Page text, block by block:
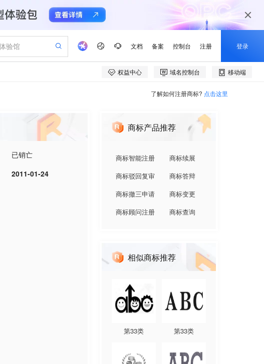
了解如何注册商标? 点击这里
已销亡
2011-01-24
商标产品推荐
商标智能注册
商标续展
商标驳回复审
商标答辩
商标撤三申请
商标变更
商标顾问注册
商标查询
相似商标推荐
第33类 第33类